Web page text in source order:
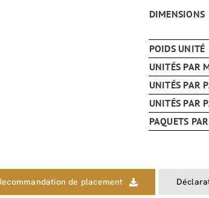
DIMENSIONS
POIDS UNITÉ
UNITÉS PAR
UNITÉS PAR
UNITÉS PAR
PAQUETS
de placement